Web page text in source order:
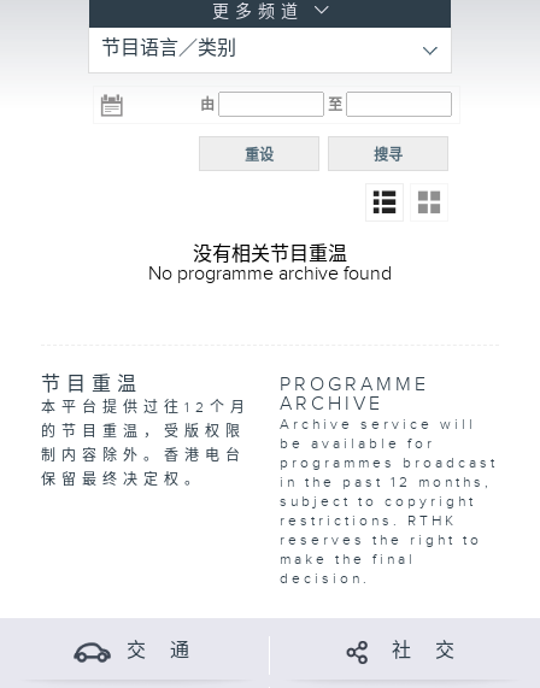
R3
电台 电台
R5
电台
普通
更多频道
节目语言／类别
由 至
搜寻
重设
没有相关节目重温
No programme archive found
节目重温
本平台提供过往12个月
的节目重温，受版权限
制内容除外。香港电台
保留最终决定权。
PROGRAMME
ARCHIVE
Archive service will
be available for
programmes broadcast
in the past 12 months,
subject to copyright
restrictions. RTHK
reserves the right to
make the final
decision.
交 通 社 交